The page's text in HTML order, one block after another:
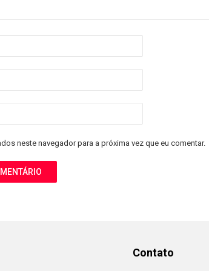
neste navegador para a próxima vez que eu comentar.
Contato